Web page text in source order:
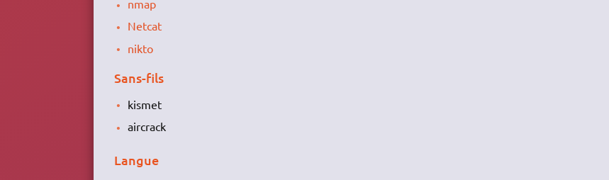
nmap
Netcat
nikto
Sans-fils
kismet
aircrack
Langue